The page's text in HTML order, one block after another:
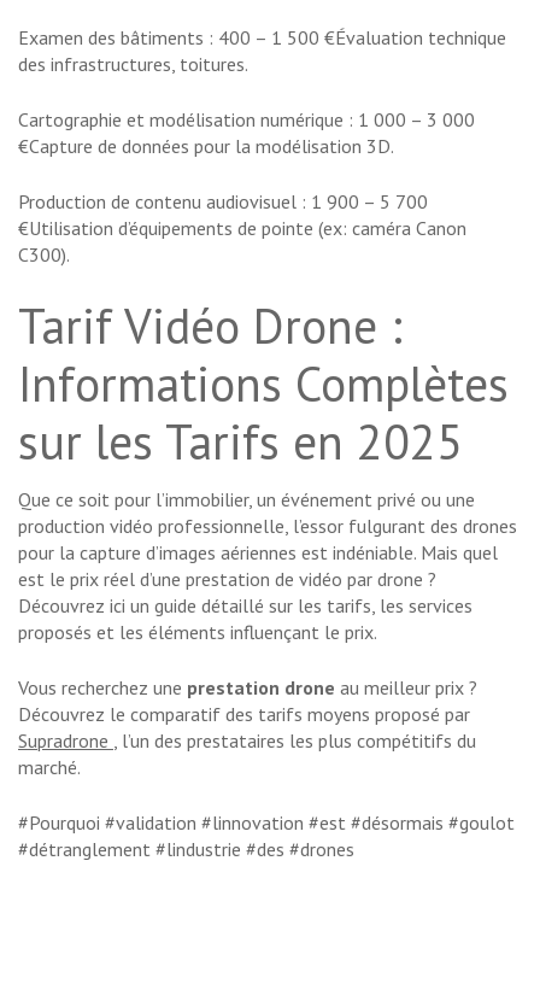
Examen des bâtiments : 400 – 1 500 €Évaluation technique
des infrastructures, toitures.
Cartographie et modélisation numérique : 1 000 – 3 000
€Capture de données pour la modélisation 3D.
Production de contenu audiovisuel : 1 900 – 5 700
€Utilisation d’équipements de pointe (ex: caméra Canon
C300).
Tarif Vidéo Drone :
Informations Complètes
sur les Tarifs en 2025
Que ce soit pour l’immobilier, un événement privé ou une
production vidéo professionnelle, l’essor fulgurant des drones
pour la capture d’images aériennes est indéniable. Mais quel
est le prix réel d’une prestation de vidéo par drone ?
Découvrez ici un guide détaillé sur les tarifs, les services
proposés et les éléments influençant le prix.
Vous recherchez une prestation drone au meilleur prix ?
Découvrez le comparatif des tarifs moyens proposé par
Supradrone
, l’un des prestataires les plus compétitifs du
marché.
#Pourquoi #validation #linnovation #est #désormais #goulot
#détranglement #lindustrie #des #drones